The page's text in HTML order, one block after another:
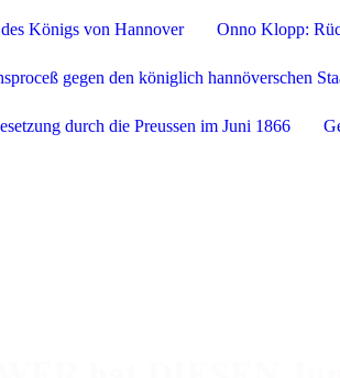
Königs von Hannover Onno Klopp:
gegen den königlich hannöverschen
durch die Preussen im Juni 1866